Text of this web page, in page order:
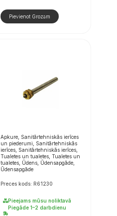
Pievienot Grozam
Apkure, Sanitārtehniskās ierīces
un piederumi, Sanitārtehniskās
ierīces, Sanitārtehniskās ierīces,
Tualetes un tualetes, Tualetes un
tualetes, Ūdens, Ūdensapgāde,
Ūdensapgāde
Preces kods: R61230
Pieejams mūsu noliktavā
Piegāde 1–2 darbdienu